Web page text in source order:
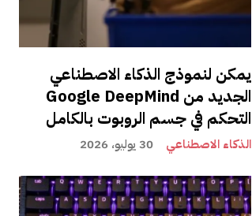
يمكن لنموذج الذكاء الاصطناعي
الجديد من Google DeepMind
التحكم في جسم الروبوت بالكامل
الذكاء الاصطناعي 30 يوليو، 2026